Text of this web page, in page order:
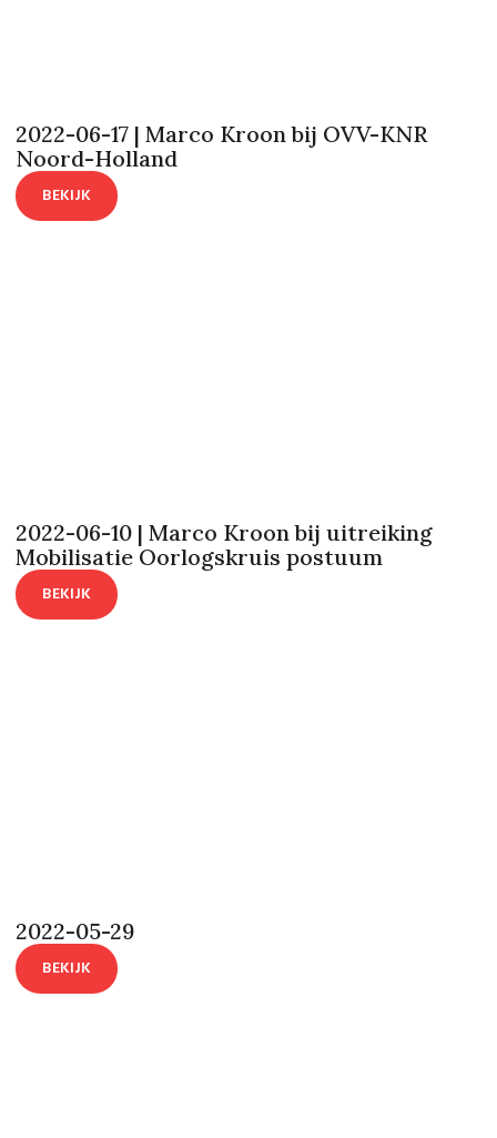
2022-06-17 | Marco Kroon bij OVV-KNR
Noord-Holland
BEKIJK
2022-06-10 | Marco Kroon bij uitreiking
Mobilisatie Oorlogskruis postuum
BEKIJK
2022-05-29
BEKIJK